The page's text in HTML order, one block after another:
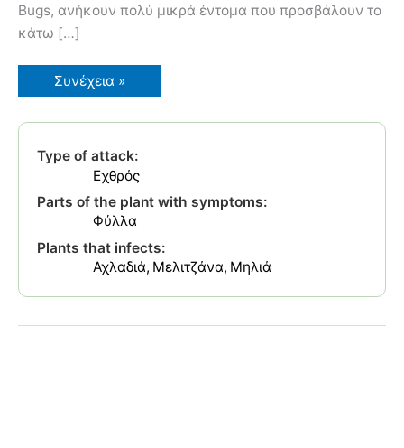
Bugs, ανήκουν πολύ μικρά έντομα που προσβάλουν το
κάτω […]
Μαύρα
στίγματα
από
φύλλα
σε
Αχλαδιά,
Κυδωνιά
Tingidae
–
Lace
Συνέχεια »
Type of attack:
Εχθρός
Parts of the plant with symptoms:
Φύλλα
Plants that infects:
Αχλαδιά Μελιτζάνα Μηλιά